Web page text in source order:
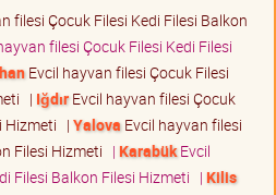
filesi Çocuk Filesi Kedi Filesi Balkon
filesi Çocuk Filesi Kedi Filesi
Evcil hayvan filesi Çocuk Filesi
| IğdırEvcil hayvan filesi Çocuk
Hizmeti | Yalova Evcil hayvan filesi
Filesi Hizmeti | KarabükEvcil
Filesi Balkon Filesi Hizmeti | Kilis